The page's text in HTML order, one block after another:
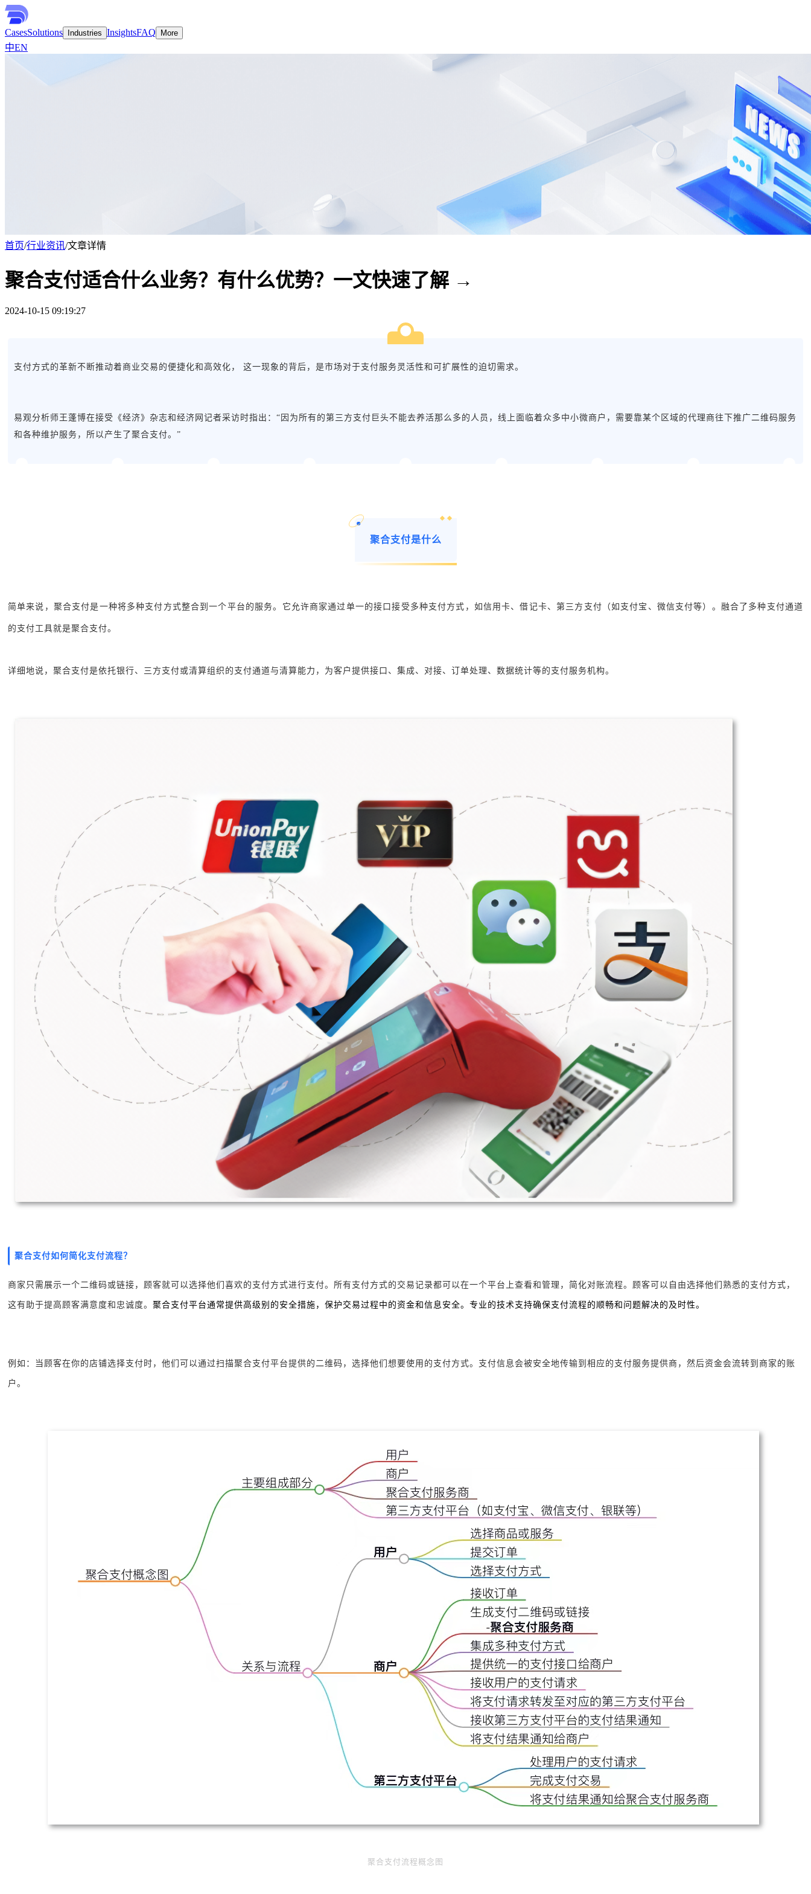
CasesSolutions Industries InsightsFAQ More
中EN
首页/行业资讯/文章详情
聚合支付适合什么业务？有什么优势？一文快速了解 →
2024-10-15 09:19:27
支付方式的革新不断推动着商业交易的便捷化和高效化， 这一现象的背后，是市场对于支付服务灵活性和可扩展性的迫切需求。
易观分析师王蓬博在接受《经济》杂志和经济网记者采访时指出：“因为所有的第三方支付巨头不能去养活那么多的人员，线上面临着众多中小微商户，需要靠某个区域的代理商往下推广二维码服务
和各种维护服务，所以产生了聚合支付。”
聚合支付是什么
简单来说，聚合支付是一种将多种支付方式整合到一个平台的服务。它允许商家通过单一的接口接受多种支付方式，如信用卡、借记卡、第三方支付（如支付宝、微信支付等）。融合了多种支付通道
的支付工具就是聚合支付。
详细地说，聚合支付是依托银行、三方支付或清算组织的支付通道与清算能力，为客户提供接口、集成、对接、订单处理、数据统计等的支付服务机构。
聚合支付如何简化支付流程？
商家只需展示一个二维码或链接，顾客就可以选择他们喜欢的支付方式进行支付。所有支付方式的交易记录都可以在一个平台上查看和管理，简化对账流程。顾客可以自由选择他们熟悉的支付方式，
这有助于提高顾客满意度和忠诚度。 聚合支付平台通常提供高级别的安全措施，保护交易过程中的资金和信息安全。专业的技术支持确保支付流程的顺畅和问题解决的及时性。
例如：当顾客在你的店铺选择支付时，他们可以通过扫描聚合支付平台提供的二维码，选择他们想要使用的支付方式。支付信息会被安全地传输到相应的支付服务提供商，然后资金会流转到商家的账
户。
聚合支付流程概念图